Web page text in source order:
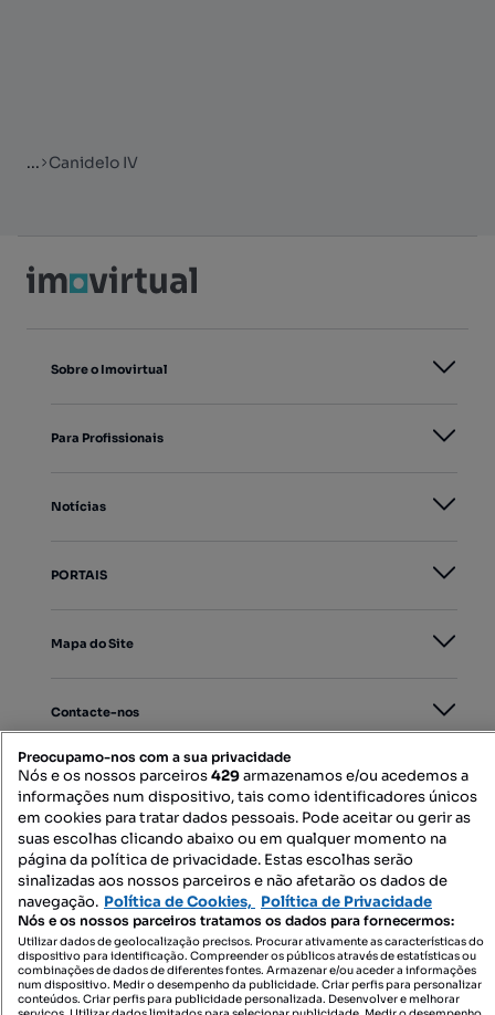
... Canidelo IV
Sobre o Imovirtual
Para Profissionais
Notícias
PORTAIS
Mapa do Site
Contacte-nos
SIGA-NOS:
DESCARREGAR NA:
© 2026 Imovirtual.com, OLX Portugal, S.A.
Preocupamo-nos com a sua privacidade
Nós e os nossos parceiros429armazenamos e/ou acedemos a
informações num dispositivo, tais como identificadores únicos
em cookies para tratar dados pessoais. Pode aceitar ou gerir as
suas escolhas clicando abaixo ou em qualquer momento na
página da política de privacidade. Estas escolhas serão
sinalizadas aos nossos parceiros e não afetarão os dados de
navegação. Política de Cookies, Política de Privacidade
Nós e os nossos parceiros tratamos os dados para fornecermos:
Utilizar dados de geolocalização precisos. Procurar ativamente as características do
dispositivo para identificação. Compreender os públicos através de estatísticas ou
combinações de dados de diferentes fontes. Armazenar e/ou aceder a informações
num dispositivo. Medir o desempenho da publicidade. Criar perfis para personalizar
conteúdos. Criar perfis para publicidade personalizada. Desenvolver e melhorar